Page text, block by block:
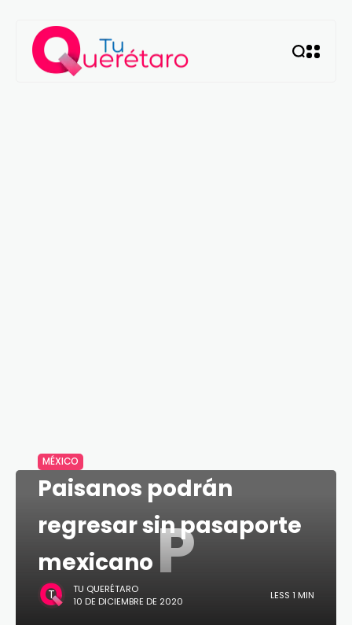
P
MÉXICO
Paisanos podrán
regresar sin pasaporte
mexicano
TU QUERÉTARO
10 DE DICIEMBRE DE 2020
LESS 1 MIN